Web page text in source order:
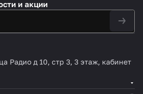
и акции
Радио д 10, стр 3, 3 этаж, кабинет